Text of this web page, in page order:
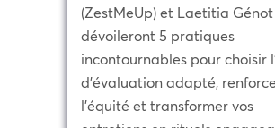
(ZestMeUp) et Laetitia Génot
dévoileront 5 pratiques
incontournables pour choisir
d’évaluation adapté,
l’équité et transformer vos